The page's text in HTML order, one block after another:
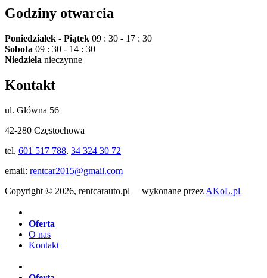
Godziny otwarcia
Poniedziałek - Piątek 09 : 30 - 17 : 30
Sobota 09 : 30 - 14 : 30
Niedziela nieczynne
Kontakt
ul. Główna 56
42-280 Częstochowa
tel. 601 517 788, 34 324 30 72
email: rentcar2015@gmail.com
Copyright © 2026, rentcarauto.pl wykonane przez AKoL.pl
Oferta
O nas
Kontakt